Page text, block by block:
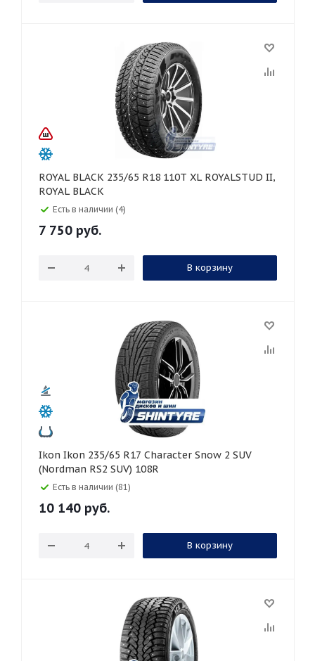
ROYAL BLACK 235/65 R18 110T XL ROYALSTUD II,
ROYAL BLACK
Есть в наличии (4)
7 750 руб.
В корзину
Ikon Ikon 235/65 R17 Character Snow 2 SUV
(Nordman RS2 SUV) 108R
Есть в наличии (81)
10 140 руб.
В корзину